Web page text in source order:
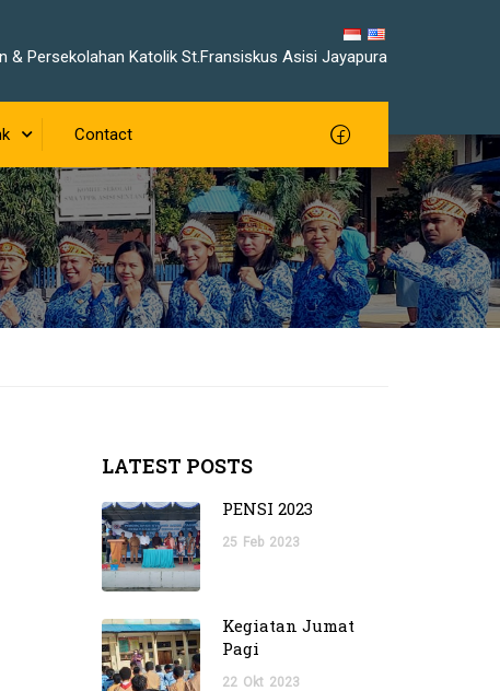
& Persekolahan Katolik St.Fransiskus Asisi Jayapura
Contact
LATEST POSTS
PENSI 2023
25 Feb 2023
Kegiatan Jumat
Pagi
22 Okt 2023